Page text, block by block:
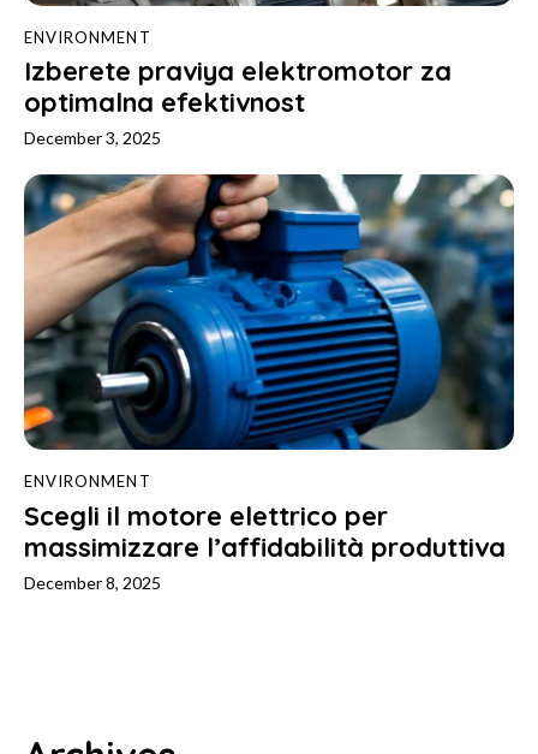
ENVIRONMENT
Izberete praviya elektromotor za
optimalna efektivnost
December 3, 2025
ENVIRONMENT
Scegli il motore elettrico per
massimizzare l’affidabilità produttiva
December 8, 2025